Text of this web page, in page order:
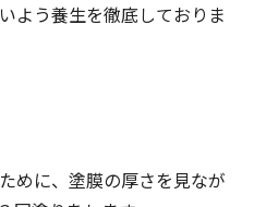
よう養生を徹底しておりま
めに、塗膜の厚さを見なが